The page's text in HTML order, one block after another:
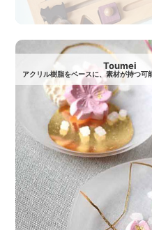
Toumei
アクリル樹脂をベースに、素材が持つ可